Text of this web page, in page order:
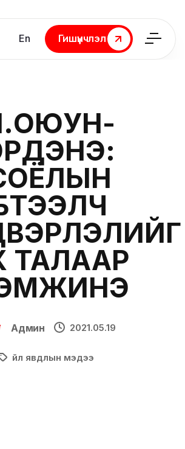
En
Гишүүнчлэл
Гишүүнчлэл
ТАЛААР
Админ 2021.05.19
Үйл явдлын мэдээ